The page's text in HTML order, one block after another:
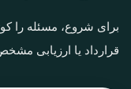
برای شروع، مسئله را
قرارداد یا ارزیابی